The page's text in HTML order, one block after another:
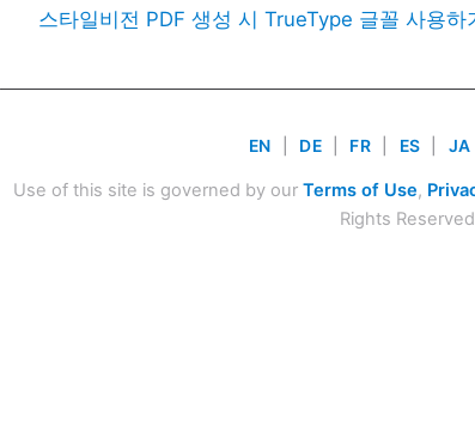
스타일비전 PDF 생성 시 TrueType 글꼴 사용하
EN DE FR ES JA
Use of this site is governed by our Terms of Use,
Rights